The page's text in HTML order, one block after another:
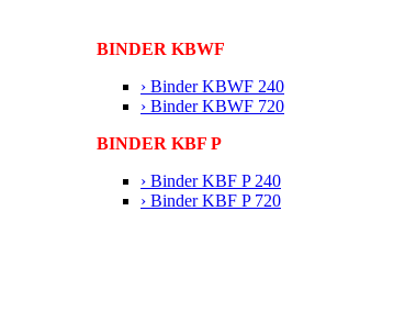
BINDER KBWF
› Binder KBWF 240
› Binder KBWF 720
BINDER KBF P
› Binder KBF P 240
› Binder KBF P 720